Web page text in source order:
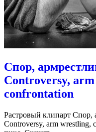
Спор,
Controversy,
confrontation
Растровый клипарт Спор,
Controversy, arm wrestling,